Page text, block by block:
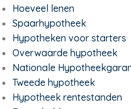
Hoeveel lenen
Spaarhypotheek
Hypotheken voor starters
Overwaarde hypotheek
Nationale
Tweede hypotheek
Hypotheek rentestanden